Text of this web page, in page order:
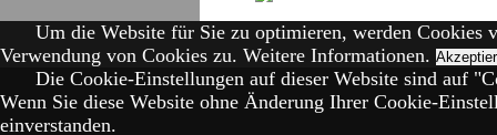
Um die Website für Sie zu optimieren, werden Cookies
Verwendung von Cookies zu. Weitere Informationen.
Die Cookie-Einstellungen auf dieser Website sind auf
Wenn Sie diese Website ohne Änderung Ihrer Cookie-
einverstanden.